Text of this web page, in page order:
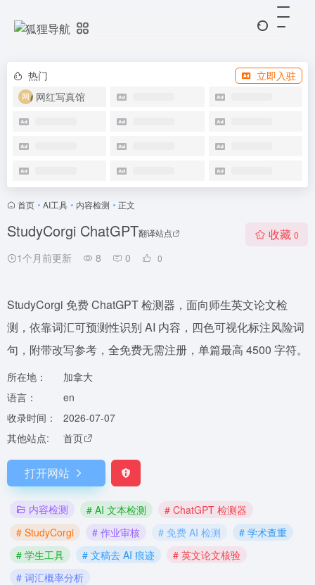
热门
立即入驻
网红写真馆
首页 • AI工具 • 内容检测 • 正文
StudyCorgi ChatGPT翻译站点
1个月前更新 8 0 0
收藏 0
StudyCorgi 免费 ChatGPT 检测器，面向师生英文论文检
测，依靠词汇可预测性识别 AI 内容，四色可视化标注风险词
句，附带改写参考，全免费无需注册，单篇最高 4500 字符。
所在地：
加拿大
语言：
en
收录时间：
2026-07-07
其他站点:
首页
打开网站
内容检测 # AI 文本检测
# ChatGPT 检测器
# StudyCorgi
# 作业审核 # 免费 AI 检测
# 学术查重
# 学生工具
# 文稿去 AI 痕迹
# 英文论文核验
# 词汇概率分析